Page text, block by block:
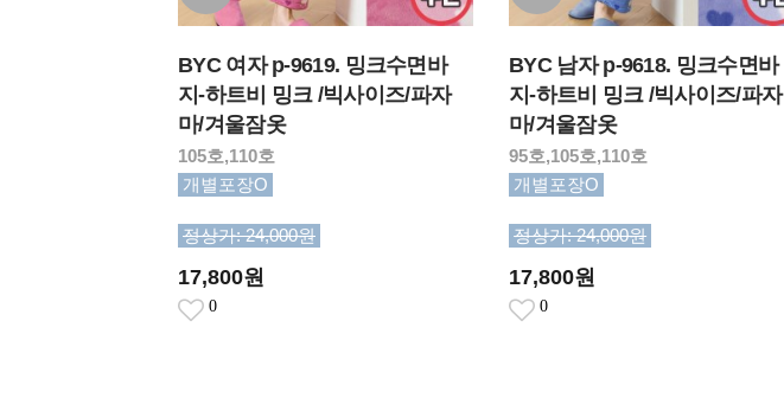
BYC 여자 p-9619. 밍크수면바
지-하트비 밍크 /빅사이즈/파자
마/겨울잠옷
105호,110호
개별포장O
정상가: 24,000원
17,800원
0
BYC 남자 p-9618. 밍크수면바
지-하트비 밍크 /빅사이즈/파자
마/겨울잠옷
95호,105호,110호
개별포장O
정상가: 24,000원
17,800원
0